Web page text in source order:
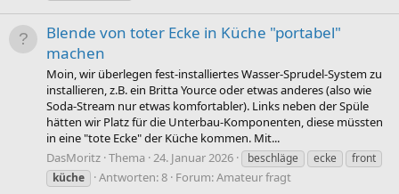
Blende von toter Ecke in Küche "portabel"
machen
Moin, wir überlegen fest-installiertes Wasser-Sprudel-System zu
installieren, z.B. ein Britta Yource oder etwas anderes (also wie
Soda-Stream nur etwas komfortabler). Links neben der Spüle
hätten wir Platz für die Unterbau-Komponenten, diese müssten
in eine "tote Ecke" der Küche kommen. Mit...
DasMoritz Thema 24. Januar 2026 beschläge ecke
front
küche
Antworten: 8 Forum:Amateur fragt